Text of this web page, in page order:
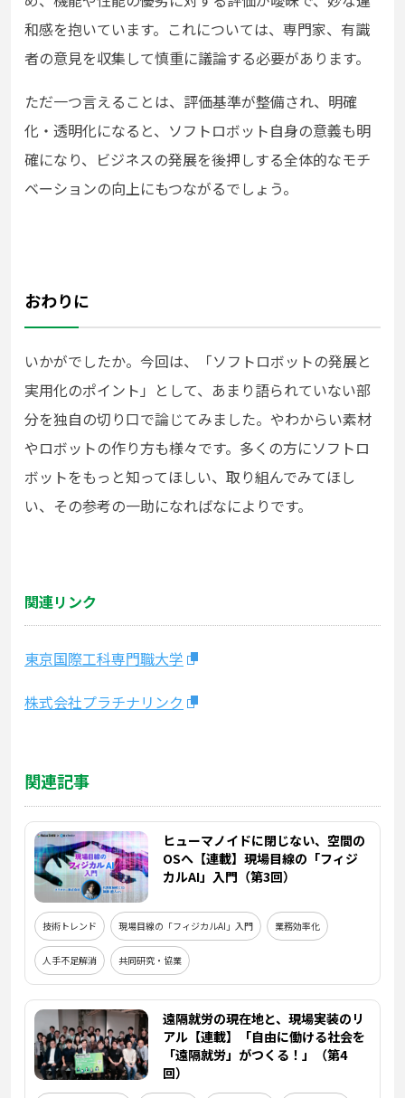
和感を抱いています。これについては、専門家、有識
者の意見を収集して慎重に議論する必要があります。
ただ一つ言えることは、評価基準が整備され、明確
化・透明化になると、ソフトロボット自身の意義も明
確になり、ビジネスの発展を後押しする全体的なモチ
ベーションの向上にもつながるでしょう。
おわりに
いかがでしたか。今回は、「ソフトロボットの発展と
実用化のポイント」として、あまり語られていない部
分を独自の切り口で論じてみました。やわからい素材
やロボットの作り方も様々です。多くの方にソフトロ
ボットをもっと知ってほしい、取り組んでみてほし
い、その参考の一助になればなによりです。
関連リンク
東京国際工科専門職大学
株式会社プラチナリンク
関連記事
ヒューマノイドに閉じない、空間の
OSへ【連載】現場目線の「フィジ
カルAI」入門（第3回）
技術トレンド 現場目線の「フィジカルAI」入門 業務効率化
人手不足解消 共同研究・協業
遠隔就労の現在地と、現場実装のリ
アル【連載】「自由に働ける社会を
「遠隔就労」がつくる！」（第4
回）